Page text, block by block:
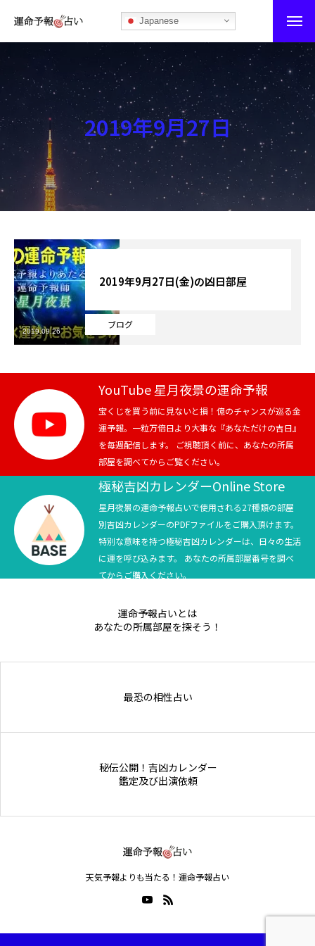
Japanese
運命予報占い
運命予報占いとは
あなたの所属部屋を探そう！
最恐の相性占い
秘伝公開！吉凶カレンダー
記事カテゴリー
ブログ
お知らせ
芸能界
テニス
スポーツ
競馬
テニス四大大会・五輪
テニス四大大会・五輪
2019年9月27日
ブログ
2019年9月27日(金)の凶日部屋
2019.09.26
YouTube 星月夜景の運命予報
宝くじを買う前に見ないと損！億のチャンスが巡る金
運予報。一粒万倍日より大事な『あなただけの吉日』
を毎週配信します。 ご視聴頂く前に、あなたの所属
部屋を調べてからご覧ください。
極秘吉凶カレンダーOnline Store
星月夜景の運命予報占いで使用される27種類の部屋
別吉凶カレンダーのPDFファイルをご購入頂けます。
特別な意味を持つ極秘吉凶カレンダーは、日々の生活
に運を呼び込みます。 あなたの所属部屋番号を調べ
てからご購入ください。
運命予報占いとは
あなたの所属部屋を探そう！
最恐の相性占い
秘伝公開！吉凶カレンダー
鑑定及び出演依頼
天気予報よりも当たる！運命予報占い